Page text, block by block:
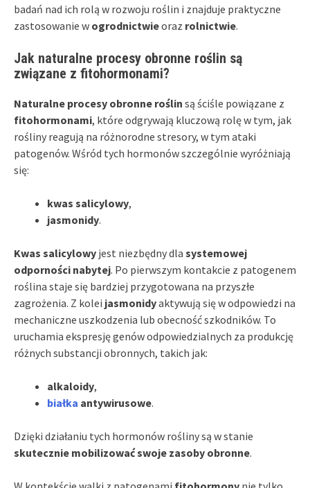
badań nad ich rolą w rozwoju roślin i znajduje praktyczne
zastosowanie w ogrodnictwieoraz rolnictwie.
Jak naturalne procesy obronne roślin są
związane z fitohormonami?
Naturalne procesy obronne roślin są ściśle powiązane z
fitohormonami, które odgrywają kluczową rolę w tym, jak
rośliny reagują na różnorodne stresory, w tym ataki
patogenów. Wśród tych hormonów szczególnie wyróżniają
się:
kwas salicylowy,
jasmonidy.
Kwas salicylowy jest niezbędny dla systemowej
odporności nabytej. Po pierwszym kontakcie z patogenem
roślina staje się bardziej przygotowana na przyszłe
zagrożenia. Z kolei jasmonidyaktywują się w odpowiedzi na
mechaniczne uszkodzenia lub obecność szkodników. To
uruchamia ekspresję genów odpowiedzialnych za produkcję
różnych substancji obronnych, takich jak:
alkaloidy,
białka antywirusowe.
Dzięki działaniu tych hormonów rośliny są w stanie
skutecznie mobilizować swoje zasoby obronne.